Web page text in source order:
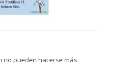
no pueden hacerse más